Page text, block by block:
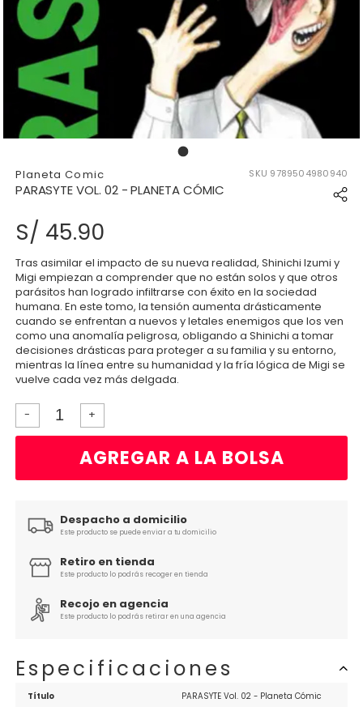
177948566666695_17794856663
Planeta Comic SKU 9789504980940
PARASYTE VOL. 02 - PLANETA CÓMIC
S/ 45.90
Tras asimilar el impacto de su nueva realidad, Shinichi Izumi y
Migi empiezan a comprender que no están solos y que otros
parásitos han logrado infiltrarse con éxito en la sociedad
humana. En este tomo, la tensión aumenta drásticamente
cuando se enfrentan a nuevos y letales enemigos que los ven
como una anomalía peligrosa, obligando a Shinichi a tomar
decisiones drásticas para proteger a su familia y su entorno,
mientras la línea entre su humanidad y la fría lógica de Migi se
vuelve cada vez más delgada.
- +
AGREGAR A LA BOLSA
Despacho a domicilio
Este producto se puede enviar a tu domicilio
Retiro en tienda
Este producto lo podrás recoger en tienda
Recojo en agencia
Este producto lo podrás retirar en una agencia
Especificaciones
Título PARASYTE Vol. 02 - Planeta Cómic